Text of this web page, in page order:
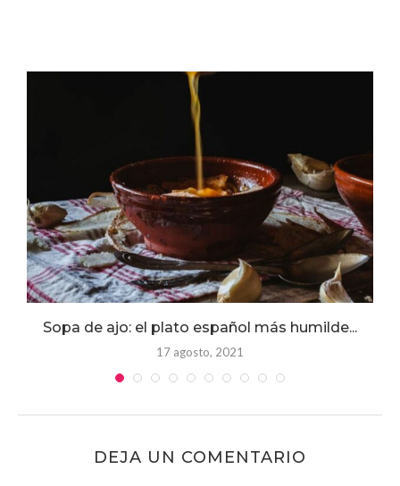
Sopa de ajo: el plato español más humilde...
17 agosto, 2021
DEJA UN COMENTARIO